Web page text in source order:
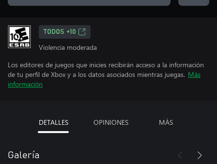
TODOS +10
Violencia moderada
Los editores de juegos que inicies recibirán acceso a la información
de tu perfil de Xbox y a los datos asociados mientras juegas. Más
información
DETALLES OPINIONES MÁS
Galería